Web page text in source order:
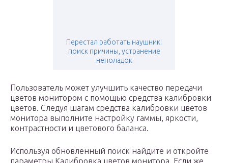
Перестал работать наушник:
поиск причины, устранение
неполадок
Пользователь может улучшить качество передачи
цветов монитором с помощью средства калибровки
цветов. Следуя шагам средства калибровки цветов
монитора выполните настройку гаммы, яркости,
контрастности и цветового баланса.
Используя обновленный поиск найдите и откройте
параметры Калибровка цветов монитора. Если же